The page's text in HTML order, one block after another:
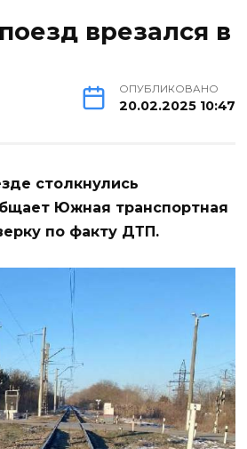
врезался в
ОПУБЛИКОВАНО
20.02.2025 10:47
столкнулись
Южная транспортная
по факту ДТП.